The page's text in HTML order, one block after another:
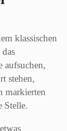
klassischen
aufsuchen,
stehen,
markierten
Stelle.